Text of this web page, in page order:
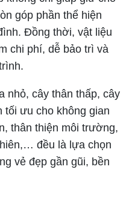
góp phần thể hiện
Đồng thời, vật liệu
chi phí, dễ bảo trì và
nhỏ, cây thân thấp, cây
tối ưu cho không gian
thân thiện môi trường,
đều là lựa chọn
vẻ đẹp gần gũi, bền